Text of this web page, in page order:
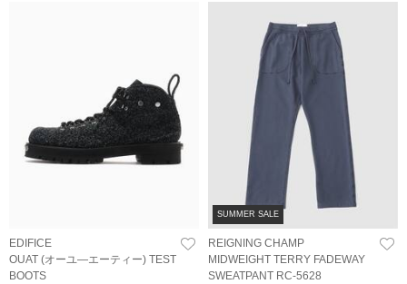
EDIFICE
OUAT (オーユ―エーティー) TEST
BOOTS
SUMMER SALE
REIGNING CHAMP
MIDWEIGHT TERRY FADEWAY
SWEATPANT RC-5628